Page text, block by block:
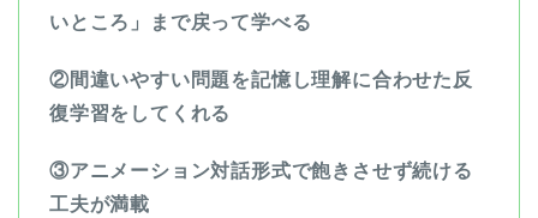
いところ」まで戻って学べる
②間違いやすい問題を記憶し理解に合わせた反
復学習をしてくれる
③アニメーション対話形式で飽きさせず続ける
工夫が満載